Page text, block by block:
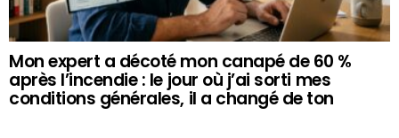
Mon expert a décoté mon canapé de 60 %
après l’incendie : le jour où j’ai sorti mes
conditions générales, il a changé de ton